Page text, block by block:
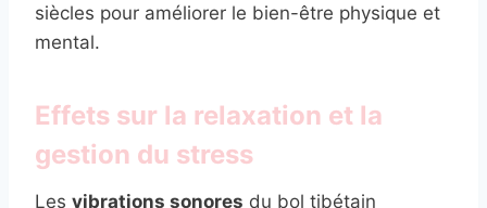
siècles pour améliorer le bien-être physique et
mental.
Effets sur la relaxation et la
gestion du stress
Les vibrations sonores du bol tibétain